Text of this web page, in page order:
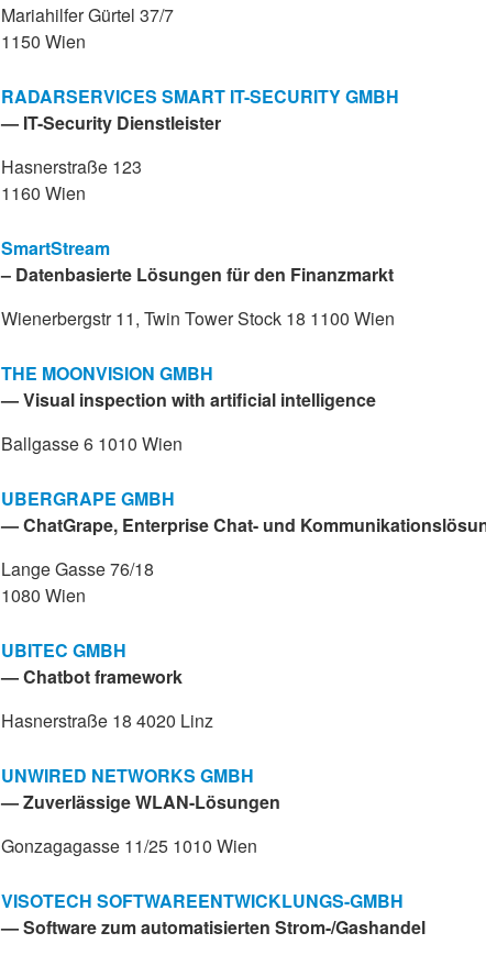
Mariahilfer Gürtel 37/7
1150 Wien
RADARSERVICES SMART IT-SECURITY GMBH
— IT-Security Dienstleister
Hasnerstraße 123
1160 Wien
SmartStream
– Datenbasierte Lösungen für den Finanzmarkt
Wienerbergstr 11, Twin Tower Stock 18 1100 Wien
THE MOONVISION GMBH
— Visual inspection with artificial intelligence
Ballgasse 6 1010 Wien
UBERGRAPE GMBH
— ChatGrape, Enterprise Chat- und
Lange Gasse 76/18
1080 Wien
UBITEC GMBH
— Chatbot framework
Hasnerstraße 18 4020 Linz
UNWIRED NETWORKS GMBH
— Zuverlässige WLAN-Lösungen
Gonzagagasse 11/25 1010 Wien
VISOTECH SOFTWAREENTWICKLUNGS-GMBH
— Software zum automatisierten Strom-/Gashandel